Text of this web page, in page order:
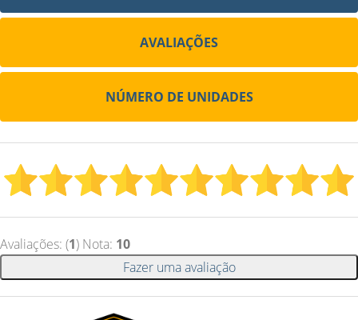
AVALIAÇÕES
NÚMERO DE UNIDADES
Avaliações: (1) Nota: 10
Fazer uma avaliação